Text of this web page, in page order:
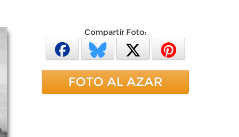
Compartir Foto:
FOTO AL AZAR